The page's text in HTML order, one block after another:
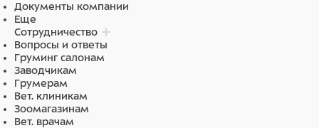
Документы компании
Еще
Сотрудничество
Вопросы и ответы
Груминг салонам
Заводчикам
Грумерам
Вет. клиникам
Зоомагазинам
Вет. врачам